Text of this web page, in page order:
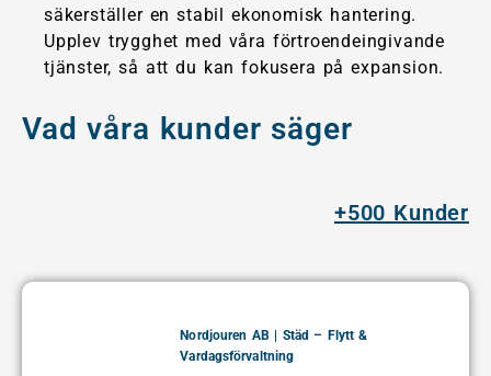
säkerställer en stabil ekonomisk hantering.
Upplev trygghet med våra förtroendeingivande
tjänster, så att du kan fokusera på expansion.
Vad våra kunder säger
+500 Kunder
Nordjouren AB | Städ – Flytt &
Vardagsförvaltning